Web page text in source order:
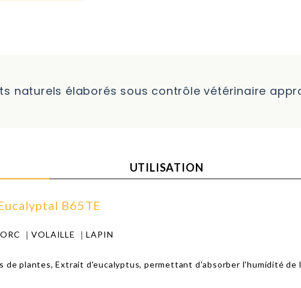
naturels élaborés sous contrôle vétérinaire
UTILISATION
B65TE
｜VOLAILLE ｜LAPIN
de plantes, Extrait d'eucalyptus, permettant d'absorber l'humidité